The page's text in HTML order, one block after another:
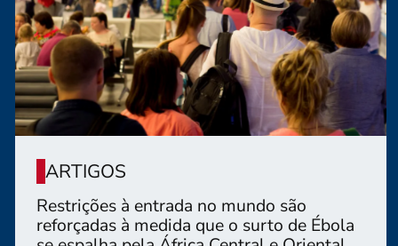
ARTIGOS
Restrições à entrada no mundo são
reforçadas à medida que o surto de Ébola